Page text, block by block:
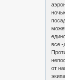
все -
от